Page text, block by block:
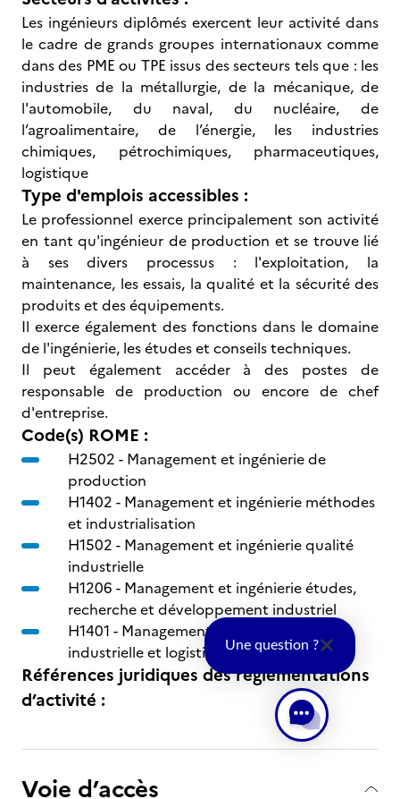
Les ingénieurs diplômés exercent leur activité dans
le cadre de grands groupes internationaux comme
dans des PME ou TPE issus des secteurs tels que : les
industries de la métallurgie, de la mécanique, de
l'automobile, du naval, du nucléaire, de
l’agroalimentaire, de l’énergie, les industries
chimiques, pétrochimiques, pharmaceutiques,
logistique
Type d'emplois accessibles :
Le professionnel exerce principalement son activité
en tant qu'ingénieur de production et se trouve lié
à ses divers processus : l'exploitation, la
maintenance, les essais, la qualité et la sécurité des
produits et des équipements.
Il exerce également des fonctions dans le domaine
de l'ingénierie, les études et conseils techniques.
Il peut également accéder à des postes de
responsable de production ou encore de chef
d'entreprise.
Code(s) ROME :
H2502 - Management et ingénierie de
production
H1402 - Management et ingénierie méthodes
et industrialisation
H1502 - Management et ingénierie qualité
industrielle
H1206 - Management et ingénierie études,
recherche et développement industriel
H1401 - Management et ingénierie gestion
industrielle et logistique
Références juridiques des règlementations
d’activité :
Voie d’accès
Une question ?